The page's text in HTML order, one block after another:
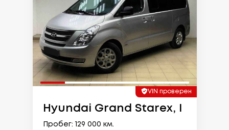
VIN проверен
Hyundai Grand Starex, I
Пробег: 129 000 км.